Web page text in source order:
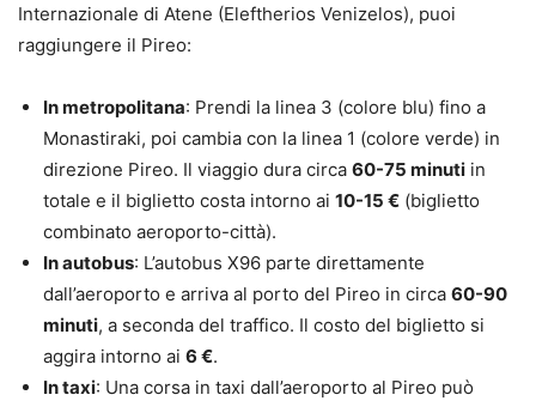
Internazionale di Atene (Eleftherios Venizelos), puoi
raggiungere il Pireo:
In metropolitana: Prendi la linea 3 (colore blu) fino a
Monastiraki, poi cambia con la linea 1 (colore verde) in
direzione Pireo. Il viaggio dura circa 60-75 minuti in
totale e il biglietto costa intorno ai 10-15 € (biglietto
combinato aeroporto-città).
In autobus: L’autobus X96 parte direttamente
dall’aeroporto e arriva al porto del Pireo in circa 60-90
minuti, a seconda del traffico. Il costo del biglietto si
aggira intorno ai 6 €.
In taxi: Una corsa in taxi dall’aeroporto al Pireo può